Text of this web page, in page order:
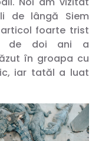
de lângă Siem
foarte trist
de doi ani a
în groapa cu
iar tatăl a luat